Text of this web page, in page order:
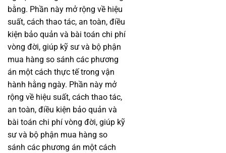
bằng. Phần này mở rộng về hiệu
suất, cách thao tác, an toàn, điều
kiện bảo quản và bài toán chi phí
vòng đời, giúp kỹ sư và bộ phận
mua hàng so sánh các phương
án một cách thực tế trong vận
hành hằng ngày. Phần này mở
rộng về hiệu suất, cách thao tác,
an toàn, điều kiện bảo quản và
bài toán chi phí vòng đời, giúp kỹ
sư và bộ phận mua hàng so
sánh các phương án một cách